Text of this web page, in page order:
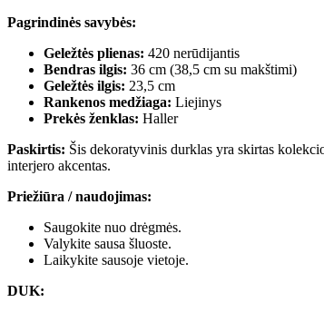
Pagrindinės savybės:
Geležtės plienas: 420 nerūdijantis
Bendras ilgis: 36 cm (38,5 cm su makštimi)
Geležtės ilgis: 23,5 cm
Rankenos medžiaga: Liejinys
Prekės ženklas: Haller
Paskirtis: Šis dekoratyvinis durklas yra skirtas
interjero akcentas.
Priežiūra / naudojimas:
Saugokite nuo drėgmės.
Valykite sausa šluoste.
Laikykite sausoje vietoje.
DUK: